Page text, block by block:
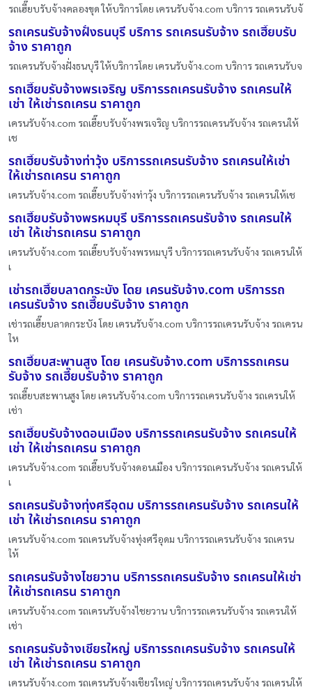
รถเฮี๊ยบรับจ้างคลองขุด ให้บริการโดย เครนรับจ้าง.com บริการ รถเครนรับจ้
รถเครนรับจ้างฝั่งธนบุรี บริการ รถเครนรับจ้าง รถเฮี๊ยบรับ
จ้าง ราคาถูก
รถเครนรับจ้างฝั่งธนบุรี ให้บริการโดย เครนรับจ้าง.com บริการ รถเครนรับจ
รถเฮี๊ยบรับจ้างพรเจริญ บริการรถเครนรับจ้าง รถเครนให้
เช่า ให้เช่ารถเครน ราคาถูก
เครนรับจ้าง.com รถเฮี๊ยบรับจ้างพรเจริญ บริการรถเครนรับจ้าง รถเครนให้
เช
รถเฮี๊ยบรับจ้างท่าวุ้ง บริการรถเครนรับจ้าง รถเครนให้เช่า
ให้เช่ารถเครน ราคาถูก
เครนรับจ้าง.com รถเฮี๊ยบรับจ้างท่าวุ้ง บริการรถเครนรับจ้าง รถเครนให้เช
รถเฮี๊ยบรับจ้างพรหมบุรี บริการรถเครนรับจ้าง รถเครนให้
เช่า ให้เช่ารถเครน ราคาถูก
เครนรับจ้าง.com รถเฮี๊ยบรับจ้างพรหมบุรี บริการรถเครนรับจ้าง รถเครนให้
เ
เช่ารถเฮี๊ยบลาดกระบัง โดย เครนรับจ้าง.com บริการรถ
เครนรับจ้าง รถเฮี๊ยบรับจ้าง ราคาถูก
เช่ารถเฮี๊ยบลาดกระบัง โดย เครนรับจ้าง.com บริการรถเครนรับจ้าง รถเครน
ให
รถเฮี๊ยบสะพานสูง โดย เครนรับจ้าง.com บริการรถเครน
รับจ้าง รถเฮี๊ยบรับจ้าง ราคาถูก
รถเฮี๊ยบสะพานสูง โดย เครนรับจ้าง.com บริการรถเครนรับจ้าง รถเครนให้
เช่า
รถเฮี๊ยบรับจ้างดอนเมือง บริการรถเครนรับจ้าง รถเครนให้
เช่า ให้เช่ารถเครน ราคาถูก
เครนรับจ้าง.com รถเฮี๊ยบรับจ้างดอนเมือง บริการรถเครนรับจ้าง รถเครนให้
เ
รถเครนรับจ้างทุ่งศรีอุดม บริการรถเครนรับจ้าง รถเครนให้
เช่า ให้เช่ารถเครน ราคาถูก
เครนรับจ้าง.com รถเครนรับจ้างทุ่งศรีอุดม บริการรถเครนรับจ้าง รถเครน
ให้
รถเครนรับจ้างไชยวาน บริการรถเครนรับจ้าง รถเครนให้เช่า
ให้เช่ารถเครน ราคาถูก
เครนรับจ้าง.com รถเครนรับจ้างไชยวาน บริการรถเครนรับจ้าง รถเครนให้
เช่า
รถเครนรับจ้างเชียรใหญ่ บริการรถเครนรับจ้าง รถเครนให้
เช่า ให้เช่ารถเครน ราคาถูก
เครนรับจ้าง.com รถเครนรับจ้างเชียรใหญ่ บริการรถเครนรับจ้าง รถเครนให้